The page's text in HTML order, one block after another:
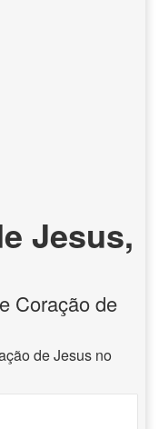
Jesus,
Coração de
de Jesus no